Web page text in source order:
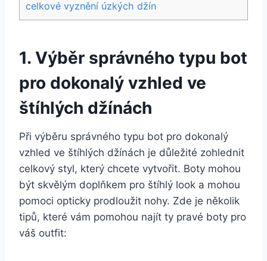
celkové ‌vyznění úzkých džín
1. Výběr správného typu bot
​pro dokonalý vzhled ve
štíhlých džínách
Při výběru správného typu bot pro dokonalý
vzhled ve štíhlých džínách je důležité zohlednit​
celkový styl, ⁤který⁣ chcete vytvořit. Boty mohou
být skvělým‍ doplňkem pro štíhlý look a mohou
pomoci opticky prodloužit nohy. Zde je několik
tipů, které vám pomohou najít ty pravé ‌boty ⁤pro
váš outfit: